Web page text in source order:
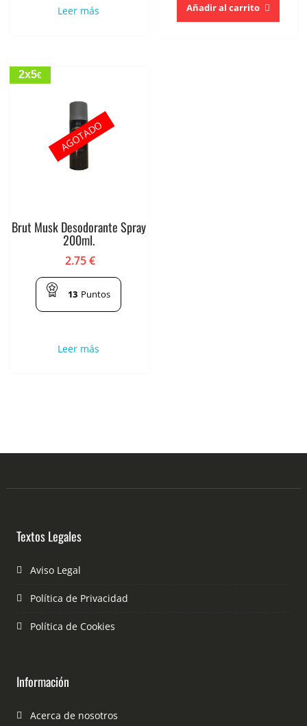
Leer más Añadir al carrito
2x5€
Brut Musk Desodorante Spray
200ml.
2.75€
13 Puntos
Leer más
AGOTADO
Textos Legales
Aviso Legal
Política de Privacidad
Política de Cookies
Información
Acerca de nosotros